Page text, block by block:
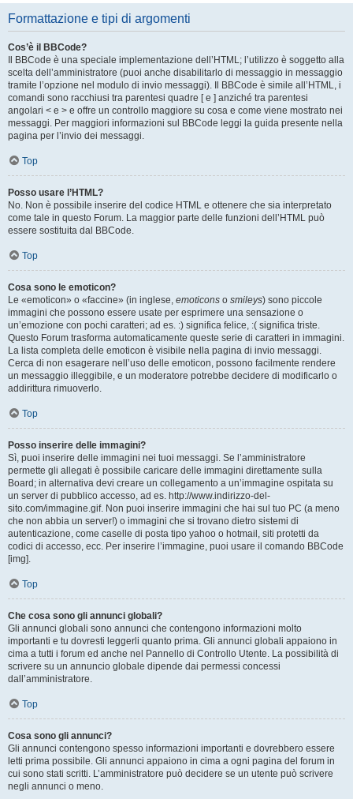
Formattazione e tipi di argomenti
Cos’è il BBCode?
Il BBCode è una speciale implementazione dell’HTML; l’utilizzo è soggetto alla
scelta dell’amministratore (puoi anche disabilitarlo di messaggio in messaggio
tramite l’opzione nel modulo di invio messaggi). Il BBCode è simile all’HTML, i
comandi sono racchiusi tra parentesi quadre [ e ] anziché tra parentesi
angolari < e > e offre un controllo maggiore su cosa e come viene mostrato nei
messaggi. Per maggiori informazioni sul BBCode leggi la guida presente nella
pagina per l’invio dei messaggi.
Top
Posso usare l’HTML?
No. Non è possibile inserire del codice HTML e ottenere che sia interpretato
come tale in questo Forum. La maggior parte delle funzioni dell’HTML può
essere sostituita dal BBCode.
Top
Cosa sono le emoticon?
Le «emoticon» o «faccine» (in inglese, emoticons o smileys) sono piccole
immagini che possono essere usate per esprimere una sensazione o
un’emozione con pochi caratteri; ad es. :) significa felice, :( significa triste.
Questo Forum trasforma automaticamente queste serie di caratteri in immagini.
La lista completa delle emoticon è visibile nella pagina di invio messaggi.
Cerca di non esagerare nell’uso delle emoticon, possono facilmente rendere
un messaggio illeggibile, e un moderatore potrebbe decidere di modificarlo o
addirittura rimuoverlo.
Top
Posso inserire delle immagini?
Sì, puoi inserire delle immagini nei tuoi messaggi. Se l’amministratore
permette gli allegati è possibile caricare delle immagini direttamente sulla
Board; in alternativa devi creare un collegamento a un’immagine ospitata su
un server di pubblico accesso, ad es. http://www.indirizzo-del-
sito.com/immagine.gif. Non puoi inserire immagini che hai sul tuo PC (a meno
che non abbia un server!) o immagini che si trovano dietro sistemi di
autenticazione, come caselle di posta tipo yahoo o hotmail, siti protetti da
codici di accesso, ecc. Per inserire l’immagine, puoi usare il comando BBCode
[img].
Top
Che cosa sono gli annunci globali?
Gli annunci globali sono annunci che contengono informazioni molto
importanti e tu dovresti leggerli quanto prima. Gli annunci globali appaiono in
cima a tutti i forum ed anche nel Pannello di Controllo Utente. La possibilità di
scrivere su un annuncio globale dipende dai permessi concessi
dall’amministratore.
Top
Cosa sono gli annunci?
Gli annunci contengono spesso informazioni importanti e dovrebbero essere
letti prima possibile. Gli annunci appaiono in cima a ogni pagina del forum in
cui sono stati scritti. L’amministratore può decidere se un utente può scrivere
negli annunci o meno.